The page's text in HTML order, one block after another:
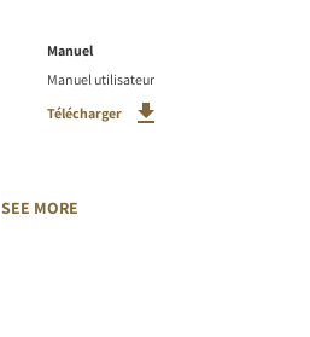
Manuel
Manuel utilisateur
Télécharger
SEE MORE